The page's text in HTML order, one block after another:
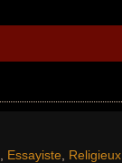
Essayiste
Religieux